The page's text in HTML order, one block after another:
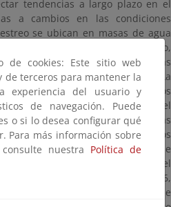
tendencias a largo plazo en el
a cambios en las condiciones
se ubican en masas de agua
significativas. Por ello,
permiten identificar las
al cambio climático. La
del depósito atmosférico en los
a la obligación establecida en el
2018, de 6 de julio, sobre medidas
nacionales de determinados
adelante RDEN), por el que se
la Directiva (UE) 2016/2284 del
de 14 de diciembre de 2016,
las emisiones nacionales de
de cookies: Este sitio web
de terceros para mantener la
experiencia del usuario y
de navegación. Puede
o si lo desea configurar qué
Para más información sobre
nuestra Política de